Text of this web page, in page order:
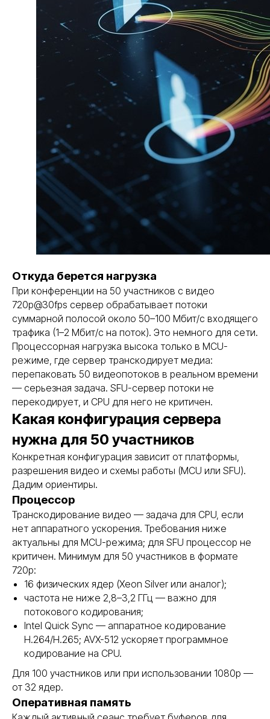
Откуда берется нагрузка
При конференции на 50 участников с видео
720p@30fps сервер обрабатывает потоки
суммарной полосой около 50–100 Мбит/с входящего
трафика (1–2 Мбит/с на поток). Это немного для сети.
Процессорная нагрузка высока только в MCU-
режиме, где сервер транскодирует медиа:
перепаковать 50 видеопотоков в реальном времени
— серьезная задача. SFU-сервер потоки не
перекодирует, и CPU для него не критичен.
Какая конфигурация сервера
нужна для 50 участников
Конкретная конфигурация зависит от платформы,
разрешения видео и схемы работы (MCU или SFU).
Дадим ориентиры.
Процессор
Транскодирование видео — задача для CPU, если
нет аппаратного ускорения. Требования ниже
актуальны для MCU-режима; для SFU процессор не
критичен. Минимум для 50 участников в формате
720p:
16 физических ядер (Xeon Silver или аналог);
частота не ниже 2,8–3,2 ГГц — важно для
потокового кодирования;
Intel Quick Sync — аппаратное кодирование
H.264/H.265; AVX-512 ускоряет программное
кодирование на CPU.
Для 100 участников или при использовании 1080p —
от 32 ядер.
Оперативная память